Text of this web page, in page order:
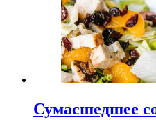
Сумасшедшее